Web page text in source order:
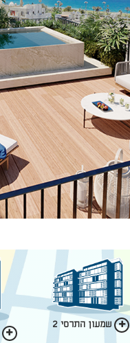
שמעון התרסי 2